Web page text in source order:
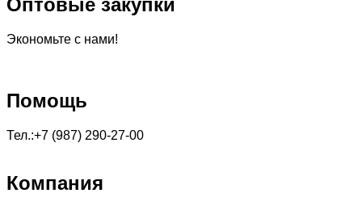
Экономьте с нами!
Помощь
Тел.:+7 (987) 290-27-00
Компания